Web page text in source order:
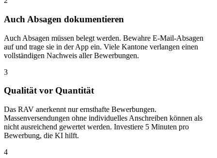
Auch Absagen dokumentieren
Auch Absagen müssen belegt werden. Bewahre E-Mail-Absagen
auf und trage sie in der App ein. Viele Kantone verlangen einen
vollständigen Nachweis aller Bewerbungen.
3
Qualität vor Quantität
Das RAV anerkennt nur ernsthafte Bewerbungen.
Massenversendungen ohne individuelles Anschreiben können als
nicht ausreichend gewertet werden. Investiere 5 Minuten pro
Bewerbung, die KI hilft.
4